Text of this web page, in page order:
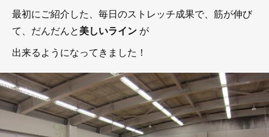
最初にご紹介した、毎日のストレッチ成果で、筋が伸び
て、だんだんと美しいライン が
出来るようになってきました！